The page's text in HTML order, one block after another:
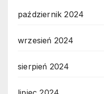
październik 2024
wrzesień 2024
sierpień 2024